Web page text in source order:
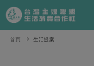
產品分類
首頁 生活提案